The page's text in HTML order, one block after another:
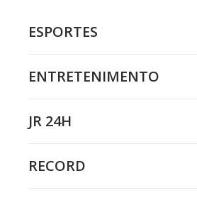
ESPORTES
ENTRETENIMENTO
JR 24H
RECORD